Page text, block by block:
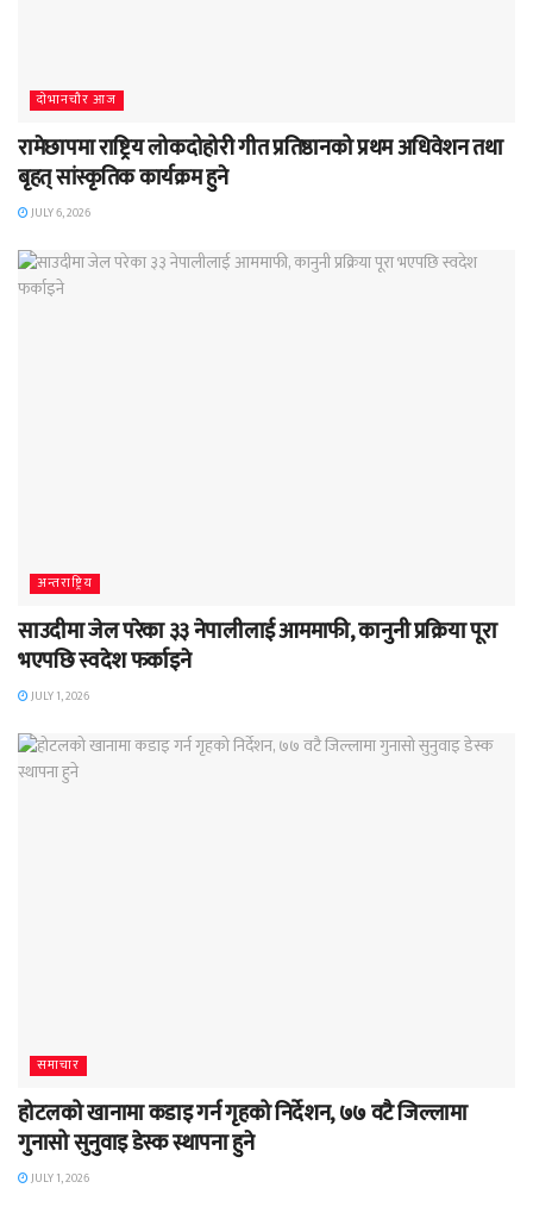
दाेभानचाैर आज
रामेछापमा राष्ट्रिय लोकदोहोरी गीत प्रतिष्ठानको प्रथम अधिवेशन तथा
बृहत् सांस्कृतिक कार्यक्रम हुने
JULY 6, 2026
अन्तराष्ट्रिय
साउदीमा जेल परेका ३३ नेपालीलाई आममाफी, कानुनी प्रक्रिया पूरा
भएपछि स्वदेश फर्काइने
JULY 1, 2026
समाचार
होटलको खानामा कडाइ गर्न गृहको निर्देशन, ७७ वटै जिल्लामा
गुनासो सुनुवाइ डेस्क स्थापना हुने
JULY 1, 2026